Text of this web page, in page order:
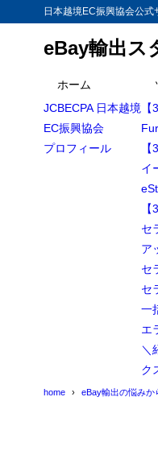
日本越境EC振興協会公
eBay輸出ス
ホーム
JCBECPA 日本越境
EC振興協会
プロフィール
イ
セ
ア
セ
セ
一
エ
＼
ク
home eBay輸出の悩みか